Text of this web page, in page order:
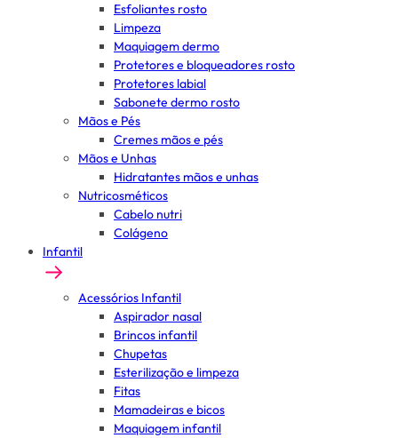
Esfoliantes rosto
Limpeza
Maquiagem dermo
Protetores e bloqueadores rosto
Protetores labial
Sabonete dermo rosto
Mãos e Pés
Cremes mãos e pés
Mãos e Unhas
Hidratantes mãos e unhas
Nutricosméticos
Cabelo nutri
Colágeno
Infantil
Acessórios Infantil
Aspirador nasal
Brincos infantil
Chupetas
Esterilização e limpeza
Fitas
Mamadeiras e bicos
Maquiagem infantil